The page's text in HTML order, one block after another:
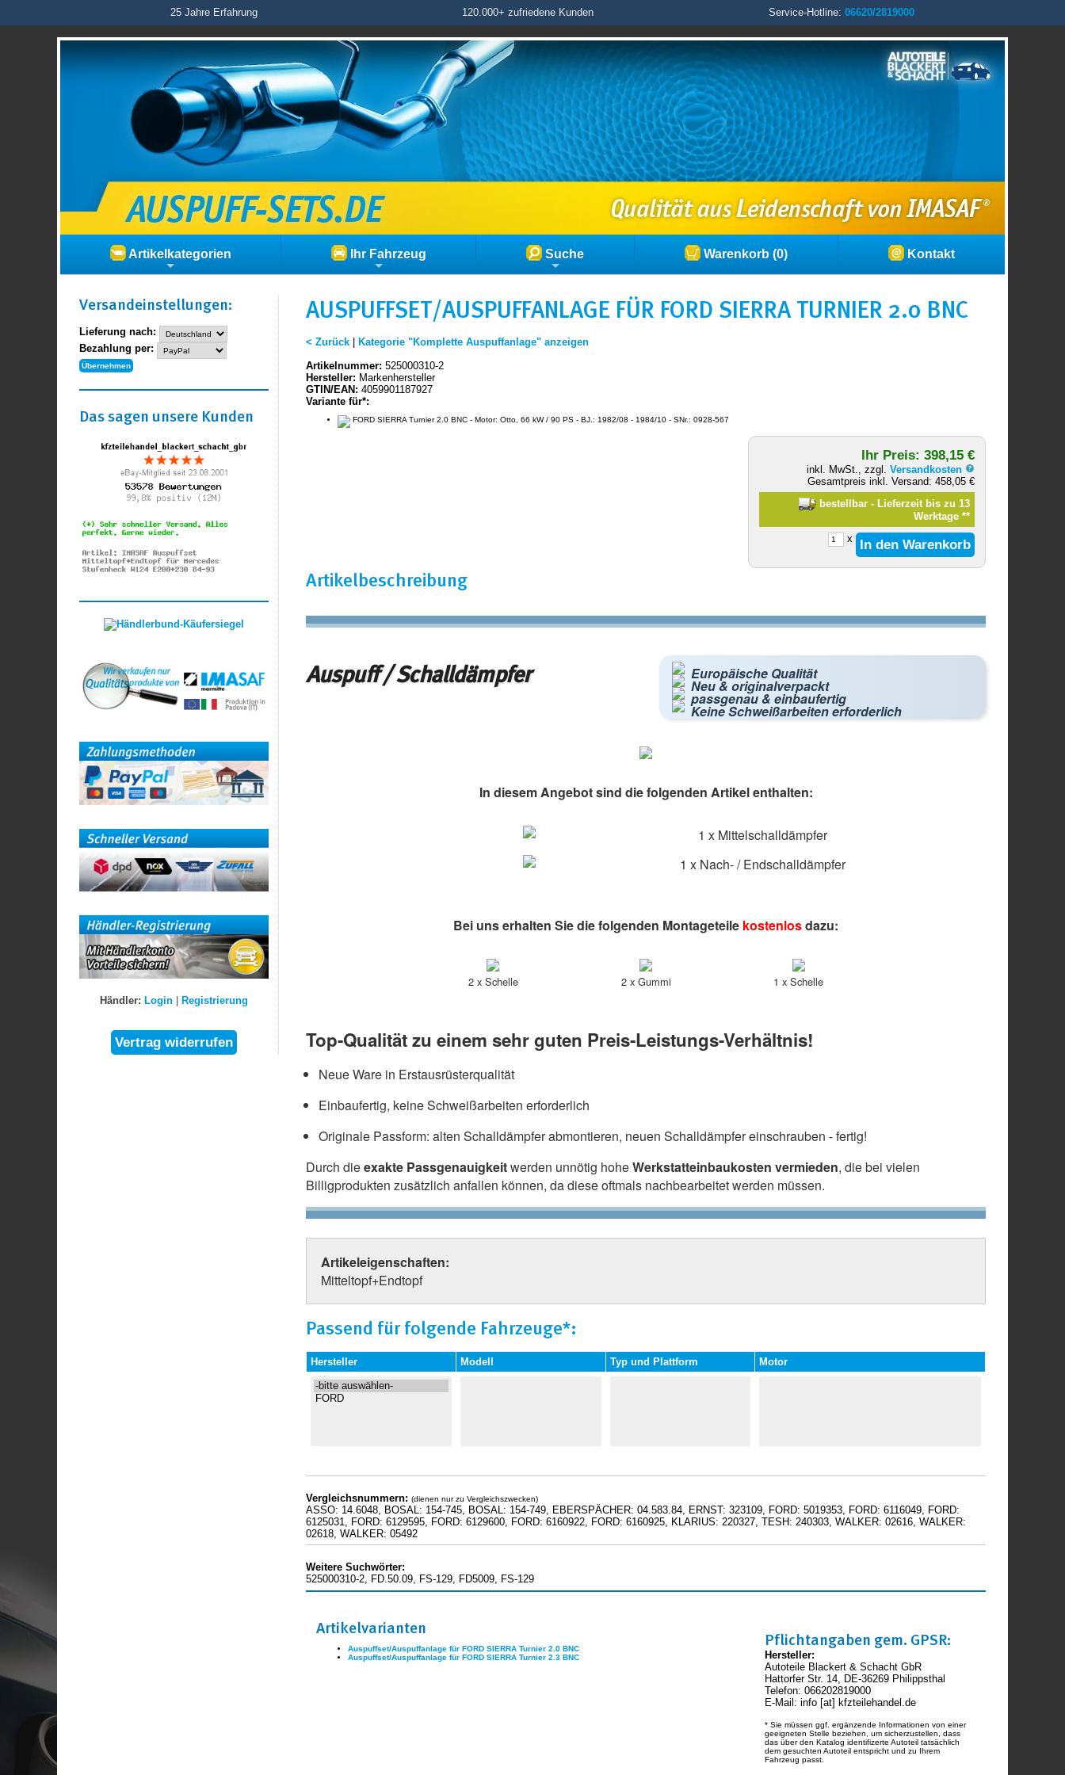
25 Jahre Erfahrung 120.000+ zufriedene Kunden Service-Hotline: 06620/2819000
Artikelkategorien Ihr Fahrzeug Suche Warenkorb (0) Kontakt
AUSPUFFSET/AUSPUFFANLAGE FÜR FORD SIERRA TURNIER 2.0 BNC
< Zurück|
Kategorie "Komplette Auspuffanlage" anzeigen
Artikelnummer: 525000310-2
Hersteller: Markenhersteller
GTIN/EAN: 4059901187927
Variante für*:
FORD SIERRA Turnier 2.0 BNC - Motor: Otto, 66 kW / 90 PS - BJ.: 1982/08 - 1984/10 - SNr.: 0928-567
Ihr Preis: 398,15 €
inkl. MwSt., zzgl.Versandkosten
Gesamtpreis inkl. Versand: 458,05 €
bestellbar - Lieferzeit bis zu 13
Werktage **
x
Artikelbeschreibung
Auspuff / Schalldämpfer Europäische Qualität
Neu & originalverpackt
passgenau & einbaufertig
Keine Schweißarbeiten erforderlich
In diesem Angebot sind die folgenden Artikel enthalten:
1 x Mittelschalldämpfer
1 x Nach- / Endschalldämpfer
Bei uns erhalten Sie die folgenden Montageteile kostenlosdazu:
2 x Schelle 2 x Gummi 1 x Schelle
Top-Qualität zu einem sehr guten Preis-Leistungs-Verhältnis!
Neue Ware in Erstausrüsterqualität
Einbaufertig, keine Schweißarbeiten erforderlich
Originale Passform: alten Schalldämpfer abmontieren, neuen Schalldämpfer einschrauben - fertig!
Durch dieexakte Passgenauigkeitwerden unnötig hoheWerkstatteinbaukosten vermieden, die bei vielen
Billigprodukten zusätzlich anfallen können, da diese oftmals nachbearbeitet werden müssen.
Artikeleigenschaften:
Mitteltopf+Endtopf
Passend für folgende Fahrzeuge*:
Hersteller Modell Typ und Plattform Motor
Vergleichsnummern: (dienen nur zu Vergleichszwecken)
ASSO: 14.6048, BOSAL: 154-745, BOSAL: 154-749, EBERSPÄCHER: 04.583.84, ERNST: 323109, FORD: 5019353, FORD: 6116049, FORD:
6125031, FORD: 6129595, FORD: 6129600, FORD: 6160922, FORD: 6160925, KLARIUS: 220327, TESH: 240303, WALKER: 02616, WALKER:
02618, WALKER: 05492
Weitere Suchwörter:
525000310-2, FD.50.09, FS-129, FD5009, FS-129
Artikelvarianten
Auspuffset/Auspuffanlage für FORD SIERRA Turnier 2.0 BNC
Auspuffset/Auspuffanlage für FORD SIERRA Turnier 2.3 BNC
Pflichtangaben gem. GPSR:
Hersteller:
Autoteile Blackert & Schacht GbR
Hattorfer Str. 14, DE-36269 Philippsthal
Telefon: 066202819000
E-Mail: info [at] kfzteilehandel.de
* Sie müssen ggf. ergänzende Informationen von einer
geeigneten Stelle beziehen, um sicherzustellen, dass
das über den Katalog identifizerte Autoteil tatsächlich
dem gesuchten Autoteil entspricht und zu Ihrem
Fahrzeug passt.
Versand­einstellungen:
Lieferung nach:
Bezahlung per:
Das sagen unsere Kunden
Händler: Login| Registrierung